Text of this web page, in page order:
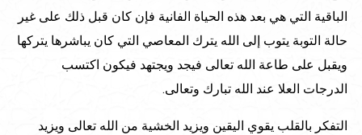
الباقية التي هي بعد هذه الحياة الفانية فإن كان قبل ذلك على غير
حالة التوبة يتوب إلى الله يترك المعاصي التي كان يباشرها يتركها
ويقبل على طاعة الله تعالى فيجد ويجتهد فيكون اكتسب
الدرجات العلا عند الله تبارك وتعالى.
التفكر بالقلب يقوي اليقين ويزيد الخشية من الله تعالى ويزيد